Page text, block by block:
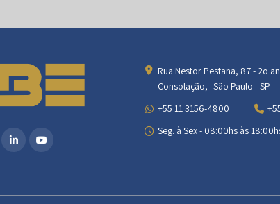
Rua Nestor Pestana, 87 - 2o
Consolação, São Paulo - SP
+55 11 3156-4800
Seg. à Sex - 08:00hs às